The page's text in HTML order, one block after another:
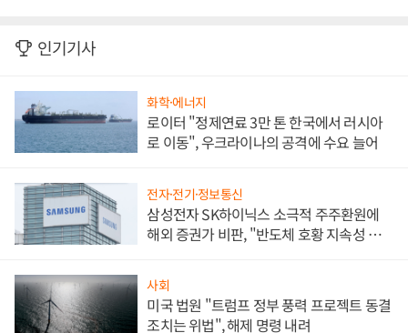
인기기사
화학·에너지
로이터 "정제연료 3만 톤 한국에서 러시아
로 이동", 우크라이나의 공격에 수요 늘어
전자·전기·정보통신
삼성전자 SK하이닉스 소극적 주주환원에
해외 증권가 비판, "반도체 호황 지속성 의
사회
미국 법원 "트럼프 정부 풍력 프로젝트 동결
조치는 위법", 해제 명령 내려